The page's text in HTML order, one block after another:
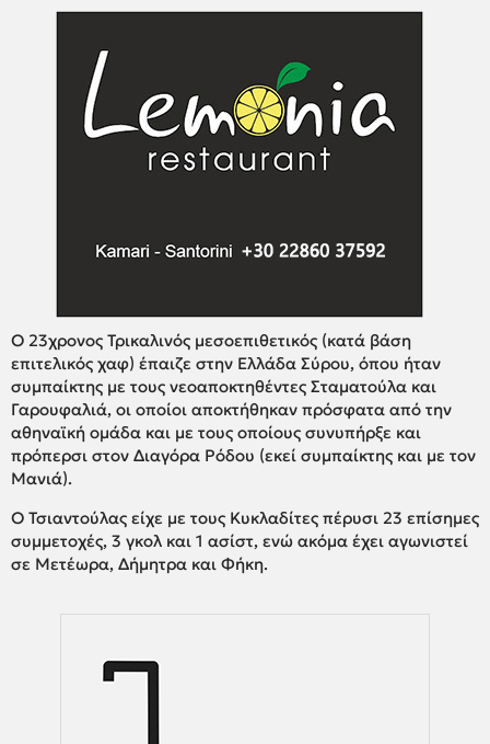
Ο 23χρονος Τρικαλινός μεσοεπιθετικός (κατά βάση
επιτελικός χαφ) έπαιζε στην Ελλάδα Σύρου, όπου ήταν
συμπαίκτης με τους νεοαποκτηθέντες Σταματούλα και
Γαρουφαλιά, οι οποίοι αποκτήθηκαν πρόσφατα από την
αθηναϊκή ομάδα και με τους οποίους συνυπήρξε και
πρόπερσι στον Διαγόρα Ρόδου (εκεί συμπαίκτης και με τον
Μανιά).
Ο Τσιαντούλας είχε με τους Κυκλαδίτες πέρυσι 23 επίσημες
συμμετοχές, 3 γκολ και 1 ασίστ, ενώ ακόμα έχει αγωνιστεί
σε Μετέωρα, Δήμητρα και Φήκη.